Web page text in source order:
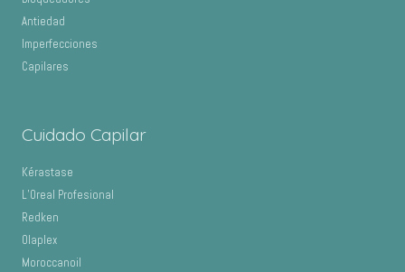
Antiedad
Imperfecciones
Capilares
Cuidado Capilar
Kérastase
L’Oreal Profesional
Redken
Olaplex
Moroccanoil